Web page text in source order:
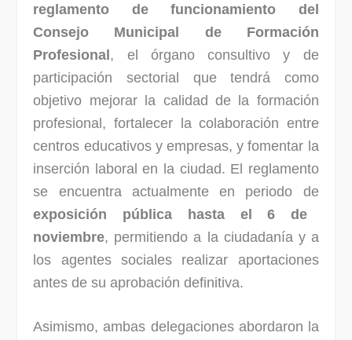
reglamento de funcionamiento del
Consejo Municipal de Formación
Profesional, el órgano consultivo y de
participación sectorial que tendrá como
objetivo mejorar la calidad de la formación
profesional, fortalecer la colaboración entre
centros educativos y empresas, y fomentar la
inserción laboral en la ciudad. El reglamento
se encuentra actualmente en periodo de
exposición pública hasta el 6 de
noviembre, permitiendo a la ciudadanía y a
los agentes sociales realizar aportaciones
antes de su aprobación definitiva.
Asimismo, ambas delegaciones abordaron la